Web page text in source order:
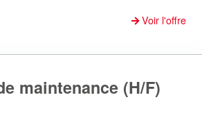
Voir l'offre
maintenance (H/F)